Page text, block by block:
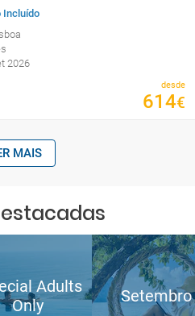
Incluído
2026
desde
614€
MAIS
Adults
Only
Setembro